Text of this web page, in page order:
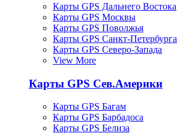
Карты GPS Дальнего Востока
Карты GPS Москвы
Карты GPS Поволжья
Карты GPS Санкт-Петербурга
Карты GPS Северо-Запада
View More
Карты GPS Сев.Америки
Карты GPS Багам
Карты GPS Барбадоса
Карты GPS Белиза